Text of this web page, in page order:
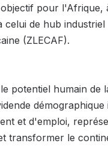
pour
de hub
(ZLECAF).
potentiel humain de
démographique
et d'emploi,
transformer le